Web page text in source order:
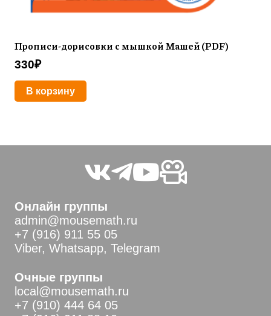
Прописи-дорисовки с мышкой Машей (PDF)
330₽
В корзину
Онлайн группы
admin@mousemath.ru
+7 (916) 911 55 05
Viber, Whatsapp, Telegram
Очные группы
local@mousemath.ru
+7 (910) 444 64 05